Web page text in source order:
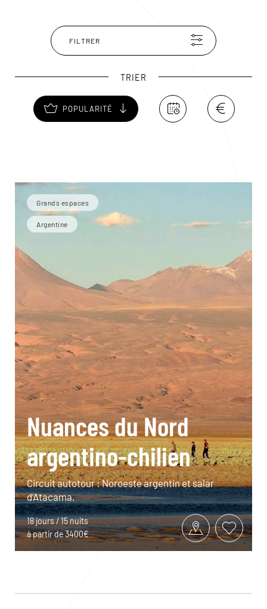
est un exemple de construction vernaculaire. Fiers de
ce patrimoine, les Indiens conservent jalousement ces
ruines et perpétuent les savoir-faire traditionnels.
FILTRER
TRIER
POPULARITÉ
Grands espaces
Argentine
Nuances du Nord
argentino-chilien
Circuit autotour : Noroeste argentin et salar
d’Atacama.
18 jours / 15 nuits
à partir de 3400€